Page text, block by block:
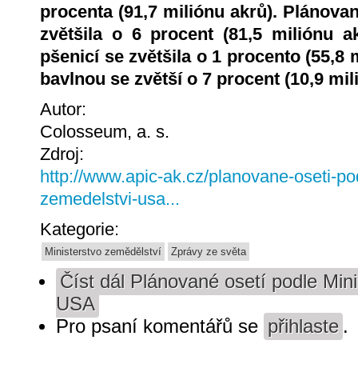
procenta (91,7 miliónu akrů).
zvětšila o 6 procent (81,5 miliónu
pšenicí se zvětšila o 1 procento (55,8
bavlnou se zvětší o 7 procent (10,9
Autor:
Colosseum, a. s.
Zdroj:
http://www.apic-ak.cz/planovane-oseti-
zemedelstvi-usa...
Kategorie:
Ministerstvo zemědělství Zprávy ze světa
Číst dál Plánované osetí podle
USA
Pro psaní komentářů se přihlaste .